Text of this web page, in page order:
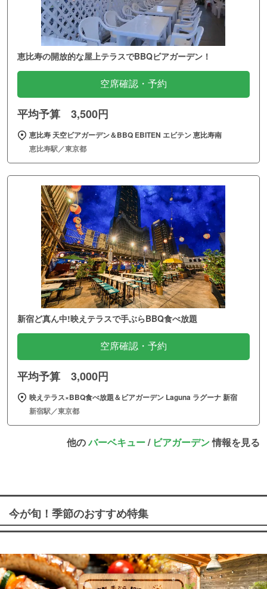
恵比寿の開放的な屋上テラスでBBQビアガーデン！
空席確認・予約
平均予算 3,500円
恵比寿 天空ビアガーデン＆BBQ EBITEN エビテン 恵比寿南
恵比寿駅／東京都
新宿ど真ん中!映えテラスで手ぶらBBQ食べ放題
空席確認・予約
平均予算 3,000円
映えテラス×BBQ食べ放題＆ビアガーデン Laguna ラグーナ 新宿
新宿駅／東京都
他のバーベキュー/ ビアガーデン情報を見る
今が旬！季節のおすすめ特集